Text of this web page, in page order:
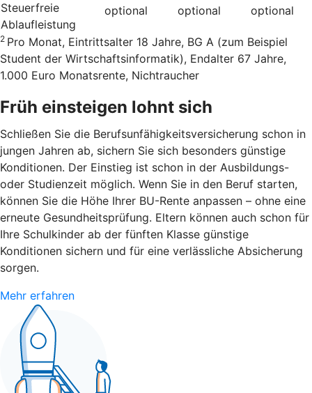
Steuerfreie
Ablaufleistung
optional optional optional
2 Pro Monat, Eintrittsalter 18 Jahre, BG A (zum Beispiel
Student der Wirtschaftsinformatik), Endalter 67 Jahre,
1.000 Euro Monatsrente, Nichtraucher
Früh einsteigen lohnt sich
Schließen Sie die Berufsunfähigkeitsversicherung schon in
jungen Jahren ab, sichern Sie sich besonders günstige
Konditionen. Der Einstieg ist schon in der Ausbildungs-
oder Studienzeit möglich. Wenn Sie in den Beruf starten,
können Sie die Höhe Ihrer BU-Rente anpassen – ohne eine
erneute Gesundheitsprüfung. Eltern können auch schon für
Ihre Schulkinder ab der fünften Klasse günstige
Konditionen sichern und für eine verlässliche Absicherung
sorgen.
Mehr erfahren